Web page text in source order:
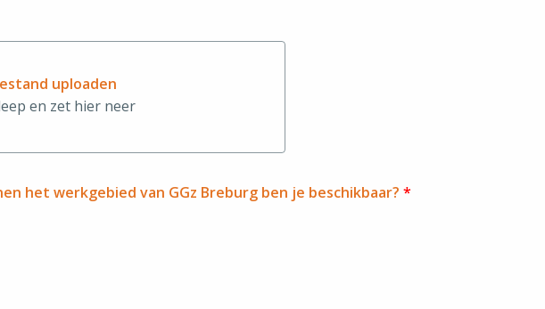
uploaden
en zet hier neer
het werkgebied van GGz Breburg ben je beschikbaar? *